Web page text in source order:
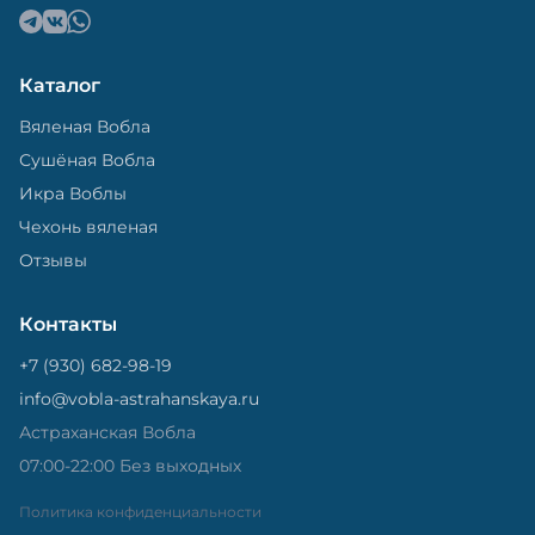
Каталог
Вяленая Вобла
Сушёная Вобла
Икра Воблы
Чехонь вяленая
Отзывы
Контакты
+7 (930) 682-98-19
info@vobla-astrahanskaya.ru
Астраханская Вобла
07:00-22:00 Без выходных
Политика конфиденциальности